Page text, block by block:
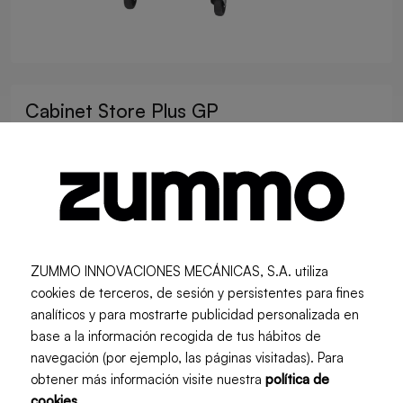
Cabinet Store Plus GP
ZUMMO INNOVACIONES MECÁNICAS, S.A. utiliza
cookies de terceros, de sesión y persistentes para fines
analíticos y para mostrarte publicidad personalizada en
base a la información recogida de tus hábitos de
navegación (por ejemplo, las páginas visitadas). Para
obtener más información visite nuestra política de